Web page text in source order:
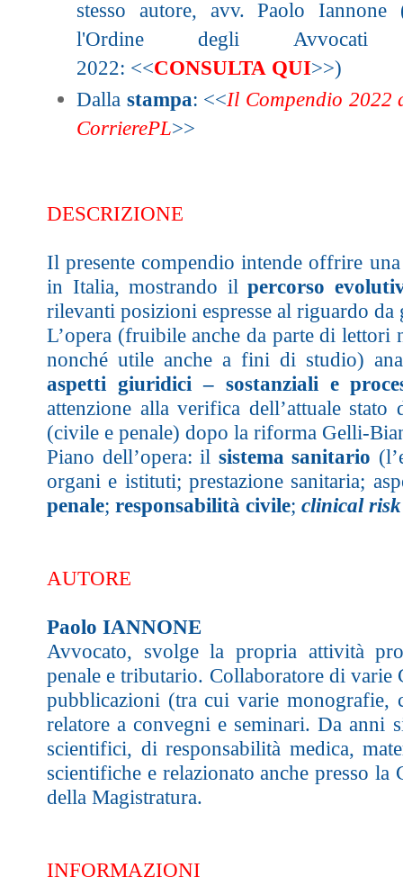
stesso autore, avv. Paolo
l'Ordine degli Avvocati
2022: <<CONSULTA QUI>>)
Dalla stampa: <<Il Compendio
CorrierePL>>
DESCRIZIONE
Il presente compendio intende offrire
in Italia, mostrando ilpercorso
rilevanti posizioni espresse al riguardo
L’opera (fruibile anche da parte di
nonché utile anche a fini di studio)
aspetti giuridici – sostanziali e
attenzione alla verifica dell’attuale
(civile e penale) dopo la riforma Gelli-
Piano dell’opera: il sistema sanitario
organi e istituti; prestazione sanitaria;
penale; responsabilità civile; clinical
AUTORE
Paolo IANNONE
Avvocato, svolge la propria attività
penale e tributario. Collaboratore di
pubblicazioni (tra cui varie monografie,
relatore a convegni e seminari. Da anni
scientifici, di responsabilità medica,
scientifiche e relazionato anche presso
della Magistratura.
INFORMAZIONI